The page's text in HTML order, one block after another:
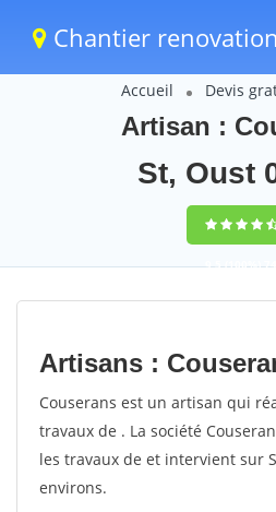
Chantier renovation
Accueil Devis
Artisan :
St, Oust
9,5(100%)74
votes
Artisans :
Couserans est un artisan qui
travaux de . La société
les travaux de et intervient sur
environs.